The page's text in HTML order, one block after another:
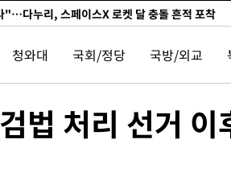
"…다누리, 스페이스X 로켓 달 충돌 흔적 포착
'펄펄'…기상청 "태풍 지나며 폭염 잠시 꺾인다"
진보 주지사 후보 맹공…"공산주의가 최대 위협"
"李정부, 원전 반대 안해…안정 전력 위해 불가
보 선임 논란' 대한축구협회·축구회관 등 압수수
美무역법 제301조 과잉생산 결과 발표 8월 중 예
청와대 국회/정당 국방/외교
법 처리 선거 이